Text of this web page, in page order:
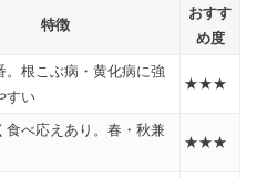
特徴
おすす
め度
。根こぶ病・黄化病に強
すい
★★★
食べ応えあり。春・秋兼
★★★